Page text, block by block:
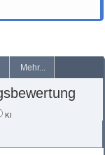
Mehr...
KI